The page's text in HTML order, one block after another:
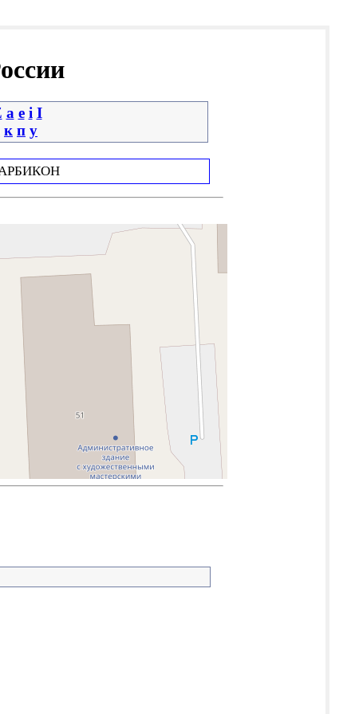
a e i І
к п у